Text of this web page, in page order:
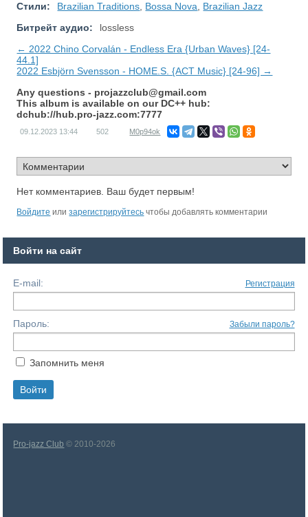
Стили: Brazilian Traditions Bossa Nova
Brazilian Jazz
Битрейт аудио:
lossless
← 2022 Chino Corvalán - Endless Era {Urban Waves} [24-
44.1]
2022 Esbjörn Svensson - HOME.S. {ACT Music} [24-96] →
Any questions - projazzclub@gmail.com
This album is available on our DC++ hub:
dchub://hub.pro-jazz.com:7777
09.12.2023 13:44 502 M0p94ok
Нет комментариев. Ваш будет первым!
Войдите илизарегистрируйтесь чтобы добавлять комментарии
Войти на сайт
E-mail: Регистрация
Пароль: Забыли пароль?
Запомнить меня
Pro-jazz Club © 2010-2026